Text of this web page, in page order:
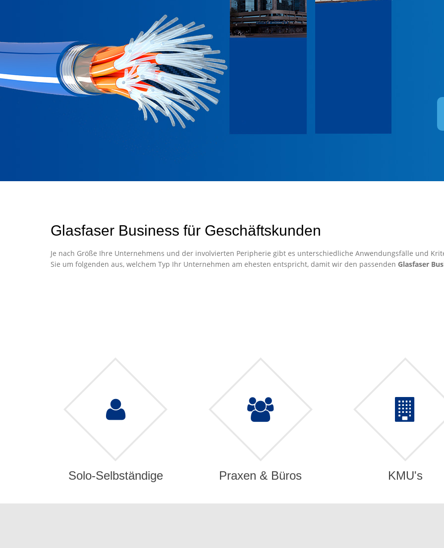
Glasfaser Business für Geschäftskunden
Je nach Größe Ihre Unternehmens und der involvierten Peripherie gibt es unterschiedliche Anwendungsfälle und
Sie um folgenden aus, welchem Typ Ihr Unternehmen am ehesten entspricht, damit wir den passenden Glasfaser
Solo-Selbständige Praxen & Büros KMU's